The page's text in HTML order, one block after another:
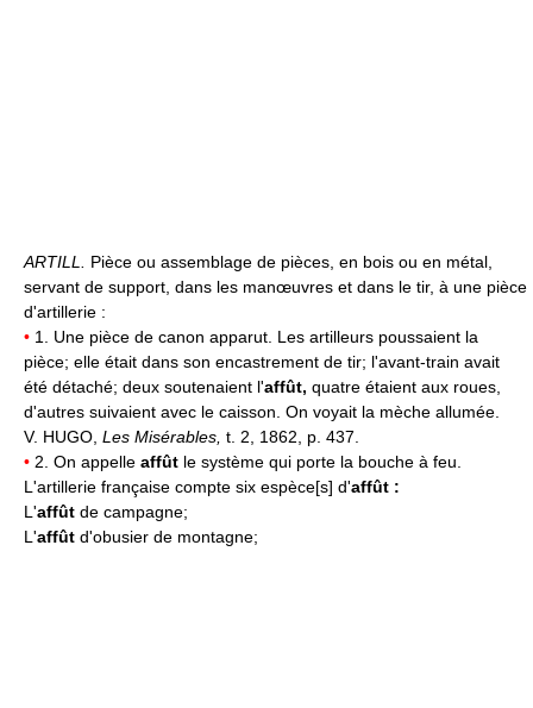
ARTILL. Pièce ou assemblage de pièces, en bois ou en métal,
servant de support, dans les manœuvres et dans le tir, à une pièce
d'artillerie :
• 1. Une pièce de canon apparut. Les artilleurs poussaient la
pièce; elle était dans son encastrement de tir; l'avant-train avait
été détaché; deux soutenaient l'affût, quatre étaient aux roues,
d'autres suivaient avec le caisson. On voyait la mèche allumée.
V. HUGO, Les Misérables, t. 2, 1862, p. 437.
• 2. On appelle affût le système qui porte la bouche à feu.
L'artillerie française compte six espèce[s] d'affût :
L'affût de campagne;
L'affût d'obusier de montagne;